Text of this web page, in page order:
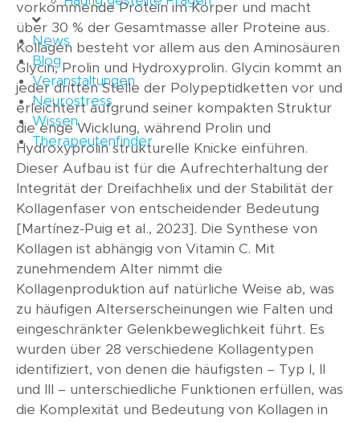
News
Blog
Veranstaltungen
Neurostress
Wissen
Therapeutenfinder
vorkommende Protein im Körper und macht
über 30 % der Gesamtmasse aller Proteine aus.
Kollagen besteht vor allem aus den Aminosäuren
Glycin, Prolin und Hydroxyprolin. Glycin kommt an
jeder dritten Stelle der Polypeptidketten vor und
erleichtert aufgrund seiner kompakten Struktur
die enge Wicklung, während Prolin und
Hydroxyprolin strukturelle Knicke einführen.
Dieser Aufbau ist für die Aufrechterhaltung der
Integrität der Dreifachhelix und der Stabilität der
Kollagenfaser von entscheidender Bedeutung
[Martínez-Puig et al., 2023]. Die Synthese von
Kollagen ist abhängig von Vitamin C. Mit
zunehmendem Alter nimmt die
Kollagenproduktion auf natürliche Weise ab, was
zu häufigen Alterserscheinungen wie Falten und
eingeschränkter Gelenkbeweglichkeit führt. Es
wurden über 28 verschiedene Kollagentypen
identifiziert, von denen die häufigsten – Typ I, II
und III – unterschiedliche Funktionen erfüllen, was
die Komplexität und Bedeutung von Kollagen in